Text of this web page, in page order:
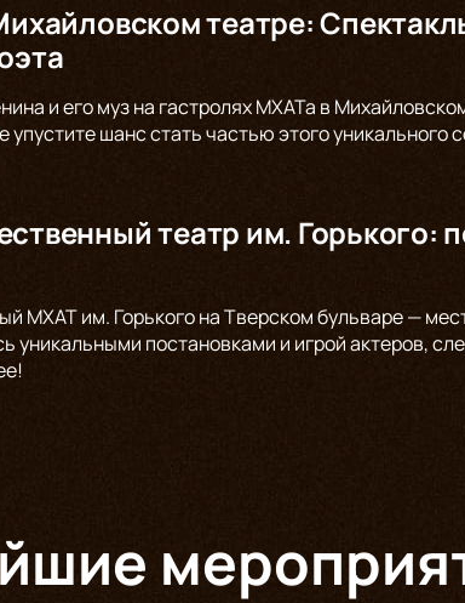
театре:
и его муз на гастролях МХАТа в
упустите шанс стать частью этого уникального
театр им. Горького:
МХАТ им. Горького на Тверском бульваре —
уникальными постановками и игрой актеров,